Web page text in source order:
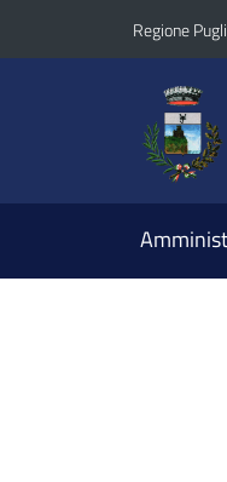
Regione